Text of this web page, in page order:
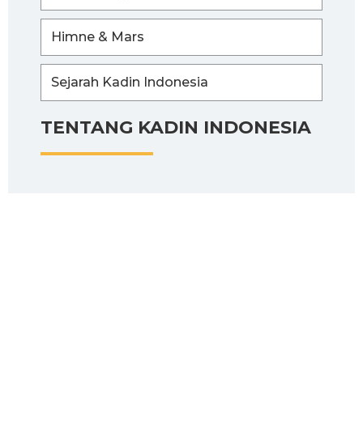
TENTANG KADIN INDONESIA
Himne & Mars
Sejarah Kadin Indonesia